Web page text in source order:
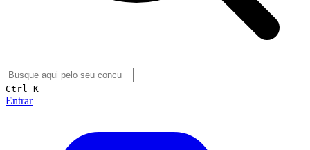
Ctrl K
Entrar